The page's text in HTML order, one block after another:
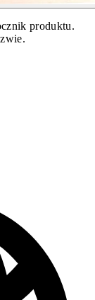
produktu.